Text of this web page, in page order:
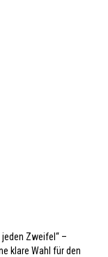
jeden Zweifel“ –
klare Wahl für den